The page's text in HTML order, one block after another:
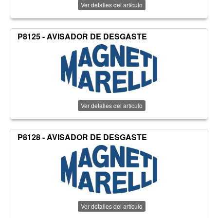
Ver detalles del artículo
P8125 - AVISADOR DE DESGASTE
Ver detalles del artículo
P8128 - AVISADOR DE DESGASTE
Ver detalles del artículo